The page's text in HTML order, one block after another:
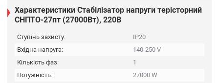
Характеристики Стабілізатор напруги терісторний
СНПТО-27пт (27000Вт), 220В
Ступінь захисту:
IP20
Вхідна напруга:
140-250 V
Кількість фаз:
1
Потужність:
27000 W